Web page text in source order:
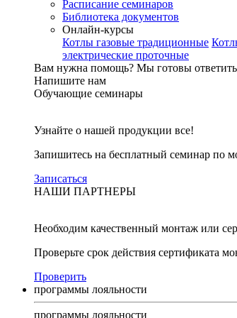
Расписание семинаров
Библиотека документов
Онлайн-курсы
Котлы газовые традиционные
электрические проточные
Вам нужна помощь? Мы готовы
Напишите нам
Обучающие семинары
Узнайте о нашей продукции все!
Запишитесь на бесплатный семинар по
Записаться
НАШИ ПАРТНЕРЫ
Необходим качественный монтаж или
Проверьте срок действия сертификата
Проверить
программы лояльности
программы лояльности